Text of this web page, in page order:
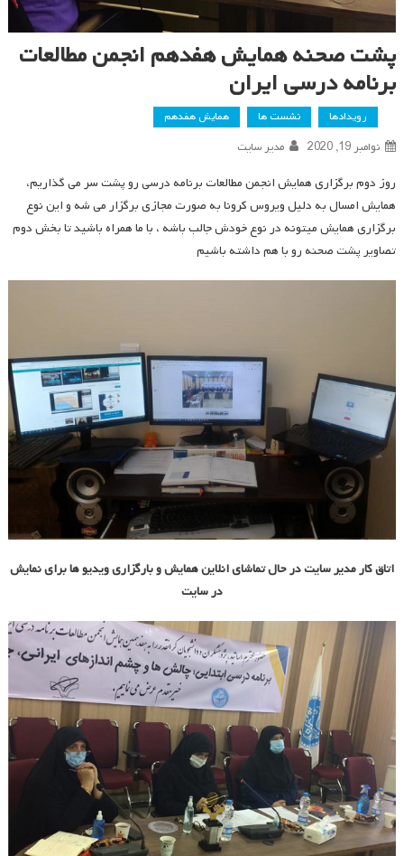
پشت صحنه همایش هفدهم انجمن مطالعات
برنامه درسی ایران
رویدادها نشست ها همایش هفدهم
نوامبر 19, 2020 مدیر سایت
روز دوم برگزاری همایش انجمن مطالعات برنامه درسی رو پشت سر می گذاریم،
همایش امسال به دلیل ویروس کرونا به صورت مجازی برگزار می شه و این نوع
برگزاری همایش میتونه در نوع خودش جالب باشه ، با ما همراه باشید تا بخش دوم
تصاویر پشت صحنه رو با هم داشته باشیم
اتاق کار مدیر سایت در حال تماشای انلاین همایش و بارگزاری ویدیو ها برای نمایش
در سایت